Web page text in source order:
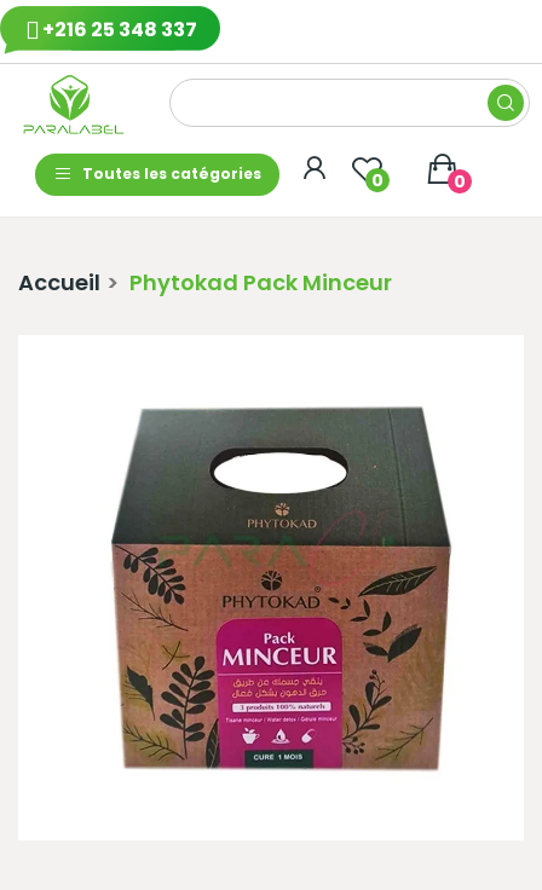
+216 25 348 337
Toutes les catégories 0 0
Accueil Phytokad Pack Minceur